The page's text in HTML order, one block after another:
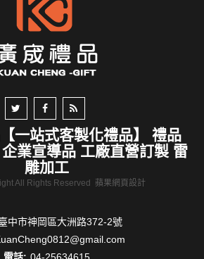
一站式客製化禮品】 禮品
業宣導品 工廠直營訂製 雷
雕加工
All Rights Reserved 蘋果網頁設計
中市神岡區大洲路372-2號